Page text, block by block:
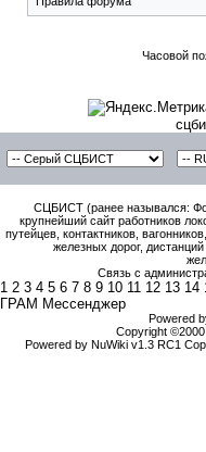
Часовой
СЦБИСТ (ранее назывался:
крупнейший сайт работников
путейцев, контактников,
железных дорог,
Связь с
1 2 3 4 5 6 7 8 9 10 11 12 13 14
ГРАМ Мессенджер
Powered
Copyright
Powered by NuWiki v1.3 RC1